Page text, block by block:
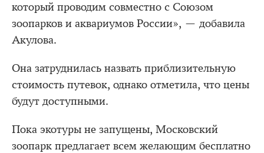
который проводим совместно с Союзом
зоопарков и аквариумов России», — добавила
Акулова.
Она затруднилась назвать приблизительную
стоимость путевок, однако отметила, что цены
будут доступными.
Пока экотуры не запущены, Московский
зоопарк предлагает всем желающим бесплатно